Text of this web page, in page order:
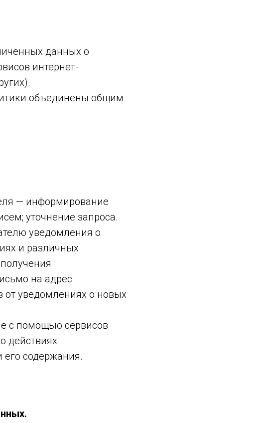
данных о
интернет-
объединены общим
— информирование
уточнение запроса.
уведомления о
и различных
на адрес
от уведомлениях о новых
с помощью сервисов
действиях
его содержания.